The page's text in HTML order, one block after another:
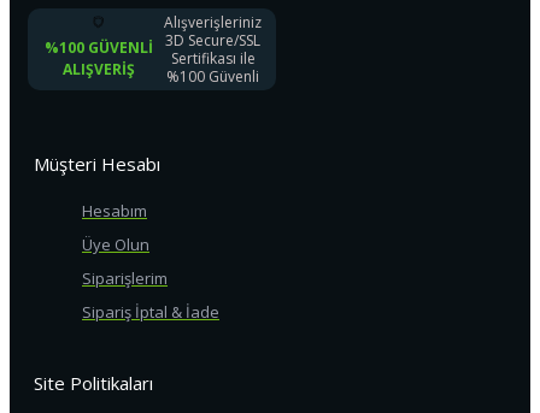
%100 GÜVENLI
ALIŞVERIŞ
Alışverişleriniz
3D Secure/SSL
Sertifikası ile
%100 Güvenli
Müşteri Hesabı
Hesabım
Üye Olun
Siparişlerim
Sipariş İptal & İade
Site Politikaları